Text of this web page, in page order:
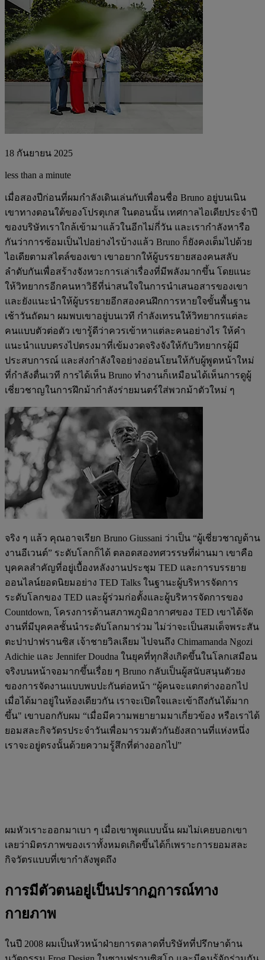
18 กันยายน 2025
less than a minute
เมื่อสองปีก่อนที่ผมกำลังเดินเล่นกับเพื่อนชื่อ Bruno อยู่บนเนิน
เขาทางตอนใต้ของโปรตุเกส ในตอนนั้น เทศกาลไอเดียประจำปี
ของบริษัทเราใกล้เข้ามาแล้วในอีกไม่กี่วัน และเรากำลังหารือ
กันว่าการซ้อมเป็นไปอย่างไรบ้างแล้ว Bruno ก็ยังคงเต็มไปด้วย
ไอเดียตามสไตล์ของเขา เขาอยากให้ผู้บรรยายสองคนสลับ
ลำดับกันเพื่อสร้างจังหวะการเล่าเรื่องที่มีพลังมากขึ้น โดยแนะ
ให้วิทยากรอีกคนหาวิธีที่น่าสนใจในการนำเสนอสารของเขา
และยังแนะนำให้ผู้บรรยายอีกสองคนฝึกการหายใจขั้นพื้นฐาน
เช้าวันถัดมา ผมพบเขาอยู่บนเวที กำลังเทรนให้วิทยากรแต่ละ
คนแบบตัวต่อตัว เขารู้ดีว่าควรเข้าหาแต่ละคนอย่างไร ให้คำ
แนะนำแบบตรงไปตรงมาที่เข้มงวดจริงจังให้กับวิทยากรผู้มี
ประสบการณ์ และส่งกำลังใจอย่างอ่อนโยนให้กับผู้พูดหน้าใหม่
ที่กำลังตื่นเวที การได้เห็น Bruno ทำงานก็เหมือนได้เห็นการดูผู้
เชี่ยวชาญในการฝึกม้ากำลังร่ายมนตร์ใส่พวกม้าตัวใหม่ ๆ
จริง ๆ แล้ว คุณอาจเรียก Bruno Giussani ว่าเป็น “ผู้เชี่ยวชาญด้าน
งานอีเวนต์” ระดับโลกก็ได้ ตลอดสองทศวรรษที่ผ่านมา เขาคือ
บุคคลสำคัญที่อยู่เบื้องหลังงานประชุม TED และการบรรยาย
ออนไลน์ยอดนิยมอย่าง TED Talks ในฐานะผู้บริหารจัดการ
ระดับโลกของ TED และผู้ร่วมก่อตั้งและผู้บริหารจัดการของ
Countdown, โครงการด้านสภาพภูมิอากาศของ TED เขาได้จัด
งานที่มีบุคคลชั้นนำระดับโลกมาร่วม ไม่ว่าจะเป็นสมเด็จพระสัน
ตะปาปาฟรานซิส เจ้าชายวิลเลียม ไปจนถึง Chimamanda Ngozi
Adichie และ Jennifer Doudna ในยุคที่ทุกสิ่งเกิดขึ้นในโลกเสมือน
จริงบนหน้าจอมากขึ้นเรื่อย ๆ Bruno กลับเป็นผู้สนับสนุนตัวยง
ของการจัดงานแบบพบปะกันต่อหน้า “ผู้คนจะแตกต่างออกไป
เมื่อได้มาอยู่ในห้องเดียวกัน เราจะเปิดใจและเข้าถึงกันได้มาก
ขึ้น" เขาบอกกับผม “เมื่อมีความพยายามมาเกี่ยวข้อง หรือเราได้
ยอมสละกิจวัตรประจำวันเพื่อมารวมตัวกันยังสถานที่แห่งหนึ่ง
เราจะอยู่ตรงนั้นด้วยความรู้สึกที่ต่างออกไป”
ผมหัวเราะออกมาเบา ๆ เมื่อเขาพูดแบบนั้น ผมไม่เคยบอกเขา
เลยว่ามิตรภาพของเราทั้งหมดเกิดขึ้นได้ก็เพราะการยอมสละ
กิจวัตรแบบที่เขากำลังพูดถึง
การมีตัวตนอยู่เป็นปรากฏการณ์ทาง
กายภาพ
ในปี 2008 ผมเป็นหัวหน้าฝ่ายการตลาดที่บริษัทที่ปรึกษาด้าน